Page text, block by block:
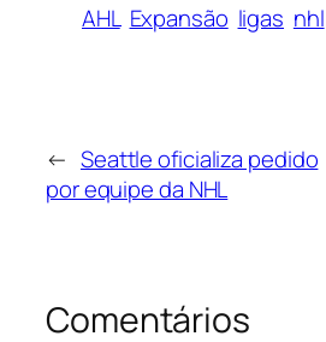
AHL Expansão ligas nhl
← Seattle oficializa pedido
por equipe da NHL
Comentários